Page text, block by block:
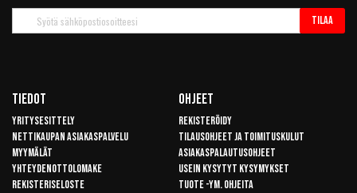
uutiskirje
Tilaa
Tiedot
Yritysesittely
Nettikaupan asiakaspalvelu
Myymälät
Yhteydenottolomake
Rekisteriseloste
Ohjeet
Rekisteröidy
Tilausohjeet ja toimituskulut
Asiakaspalautusohjeet
Usein kysytyt kysymykset
Tuote -ym. ohjeita